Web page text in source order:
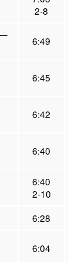
2-8
6:49
6:45
6:42
6:40
6:40
2-10
6:28
6:04